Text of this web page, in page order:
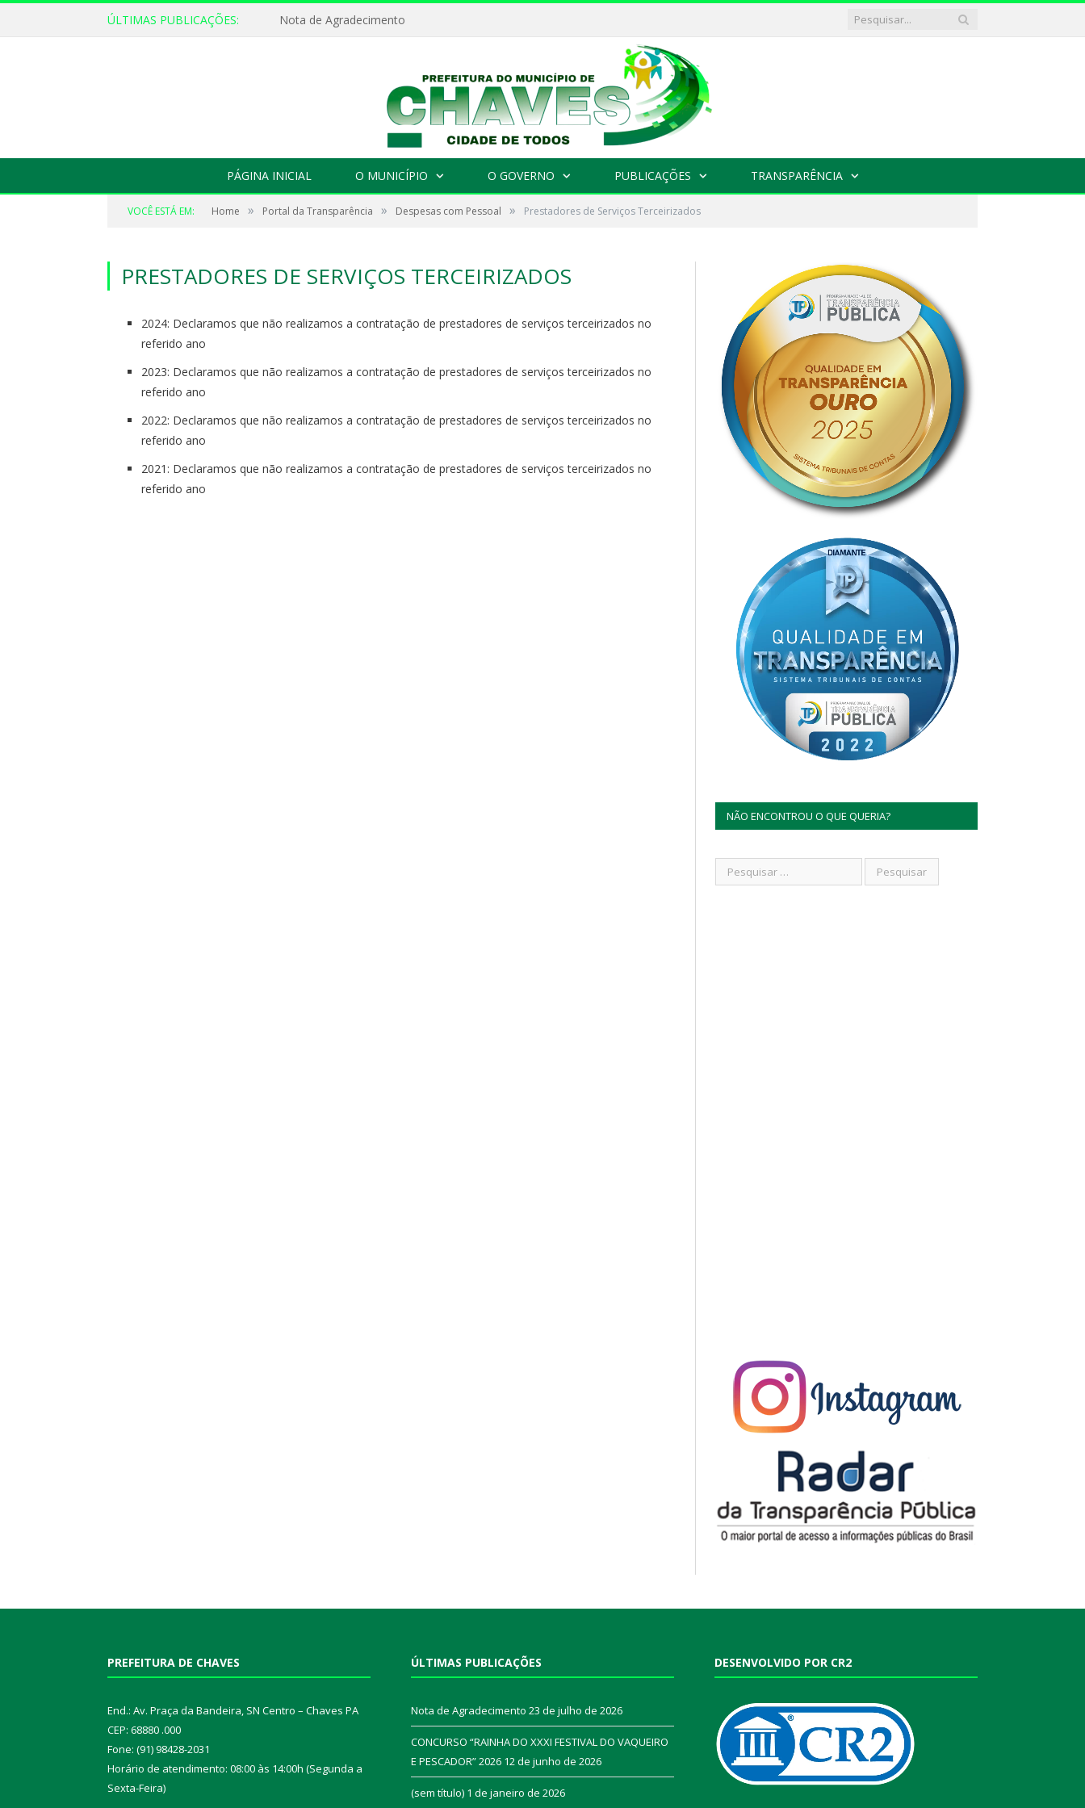
ÚLTIMAS PUBLICAÇÕES: Nota de Agradecimento
PÁGINA INICIAL O MUNICÍPIO O GOVERNO PUBLICAÇÕES TRANSPARÊNCIA
VOCÊ ESTÁ EM: Home » Portal da Transparência » Despesas com Pessoal » Prestadores de Serviços Terceirizados
PRESTADORES DE SERVIÇOS TERCEIRIZADOS
2024: Declaramos que não realizamos a contratação de prestadores de serviços terceirizados no
referido ano
2023: Declaramos que não realizamos a contratação de prestadores de serviços terceirizados no
referido ano
2022: Declaramos que não realizamos a contratação de prestadores de serviços terceirizados no
referido ano
2021: Declaramos que não realizamos a contratação de prestadores de serviços terceirizados no
referido ano
NÃO ENCONTROU O QUE QUERIA?
PREFEITURA DE CHAVES
End.: Av. Praça da Bandeira, SN Centro – Chaves PA
CEP: 68880 .000
Fone: (91) 98428-2031
Horário de atendimento: 08:00 às 14:00h (Segunda a
Sexta-Feira)
ÚLTIMAS PUBLICAÇÕES
Nota de Agradecimento 23 de julho de 2026
CONCURSO “RAINHA DO XXXI FESTIVAL DO VAQUEIRO
E PESCADOR” 2026 12 de junho de 2026
(sem título) 1 de janeiro de 2026
DESENVOLVIDO POR CR2